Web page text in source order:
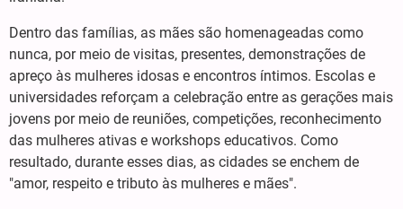
Dentro das famílias, as mães são homenageadas como
nunca, por meio de visitas, presentes, demonstrações de
apreço às mulheres idosas e encontros íntimos. Escolas e
universidades reforçam a celebração entre as gerações mais
jovens por meio de reuniões, competições, reconhecimento
das mulheres ativas e workshops educativos. Como
resultado, durante esses dias, as cidades se enchem de
"amor, respeito e tributo às mulheres e mães".